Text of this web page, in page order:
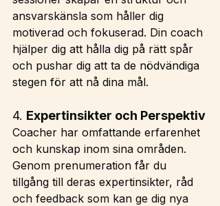
ansvarskänsla som håller dig
motiverad och fokuserad. Din coach
hjälper dig att hålla dig på rätt spår
och pushar dig att ta de nödvändiga
stegen för att nå dina mål.
4. Expertinsikter och Perspektiv
Coacher har omfattande erfarenhet
och kunskap inom sina områden.
Genom prenumeration får du
tillgång till deras expertinsikter, råd
och feedback som kan ge dig nya